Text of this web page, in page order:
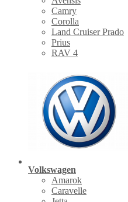
Camry
Corolla
Land Cruiser Prado
Prius
RAV 4
Volkswagen
Amarok
Caravelle